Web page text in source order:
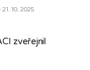
21. 10. 2025
zveřejnil